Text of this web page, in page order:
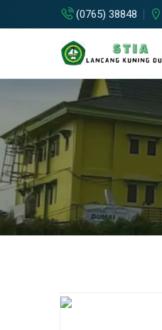
(0765) 38848